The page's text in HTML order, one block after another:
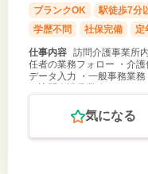
ブランクOK
駅徒歩7分
学歴不問
社保完備 定
仕事内容 訪問介護事業所
任者の業務フォロー ・介
データ入力 ・一般事務業務
気になる